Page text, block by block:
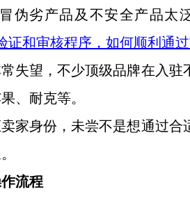
伪劣产品及不安全产品太
和审核程序，如何顺利通过
失望，不少顶级品牌在入
、耐克等。
家身份，未尝不是想通过
流程